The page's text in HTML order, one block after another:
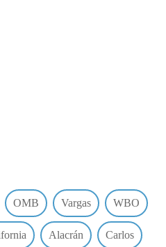
OMB Vargas WBO
Alacrán Carlos